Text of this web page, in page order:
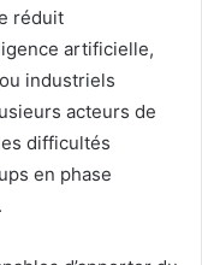
réduit
artificielle,
industriels
acteurs de
difficultés
en phase